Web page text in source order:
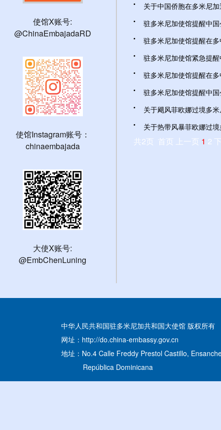
使馆X账号:
@ChinaEmbajadaRD
使馆Instagram账号：
chinaembajada
大使X账号:
@EmbChenLuning
关于中国侨胞在多米尼
驻多米尼加使馆提醒中
驻多米尼加使馆提醒在
驻多米尼加使馆紧急提
驻多米尼加使馆提醒在
驻多米尼加使馆提醒中
关于飓风菲欧娜过境多
关于热带风暴菲欧娜过
共2页 首页 上一页 1 2
中华人民共和国驻多米尼加共和国大使馆 版权所有
网址：http://do.china-embassy.gov.cn
地址：No.4 Calle Freddy Prestol Castillo,
República Dominicana